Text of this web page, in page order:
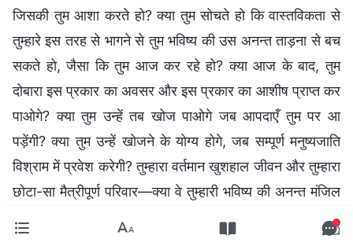
जिसकी तुम आशा करते हो? क्या तुम सोचते हो कि वास्तविकता से
तुम्हारे इस तरह से भागने से तुम भविष्य की उस अनन्त ताड़ना से बच
सकते हो, जैसा कि तुम आज कर रहे हो? क्या आज के बाद, तुम
दोबारा इस प्रकार का अवसर और इस प्रकार का आशीष प्राप्त कर
पाओगे? क्या तुम उन्हें तब खोज पाओगे जब आपदाएँ तुम पर आ
पड़ेंगी? क्या तुम उन्हें खोजने के योग्य होगे, जब सम्पूर्ण मनुष्यजाति
विश्राम में प्रवेश करेगी? तुम्हारा वर्तमान खुशहाल जीवन और तुम्हारा
छोटा-सा मैत्रीपूर्ण परिवार—क्या वे तुम्हारी भविष्य की अनन्त मंजिल
की जगह ले सकते हैं? यदि तुम सच्ची आस्था रखते हो और यदि
अपनी आस्था के कारण तुम्हें बहुत अधिक प्राप्त होता है, तो यह